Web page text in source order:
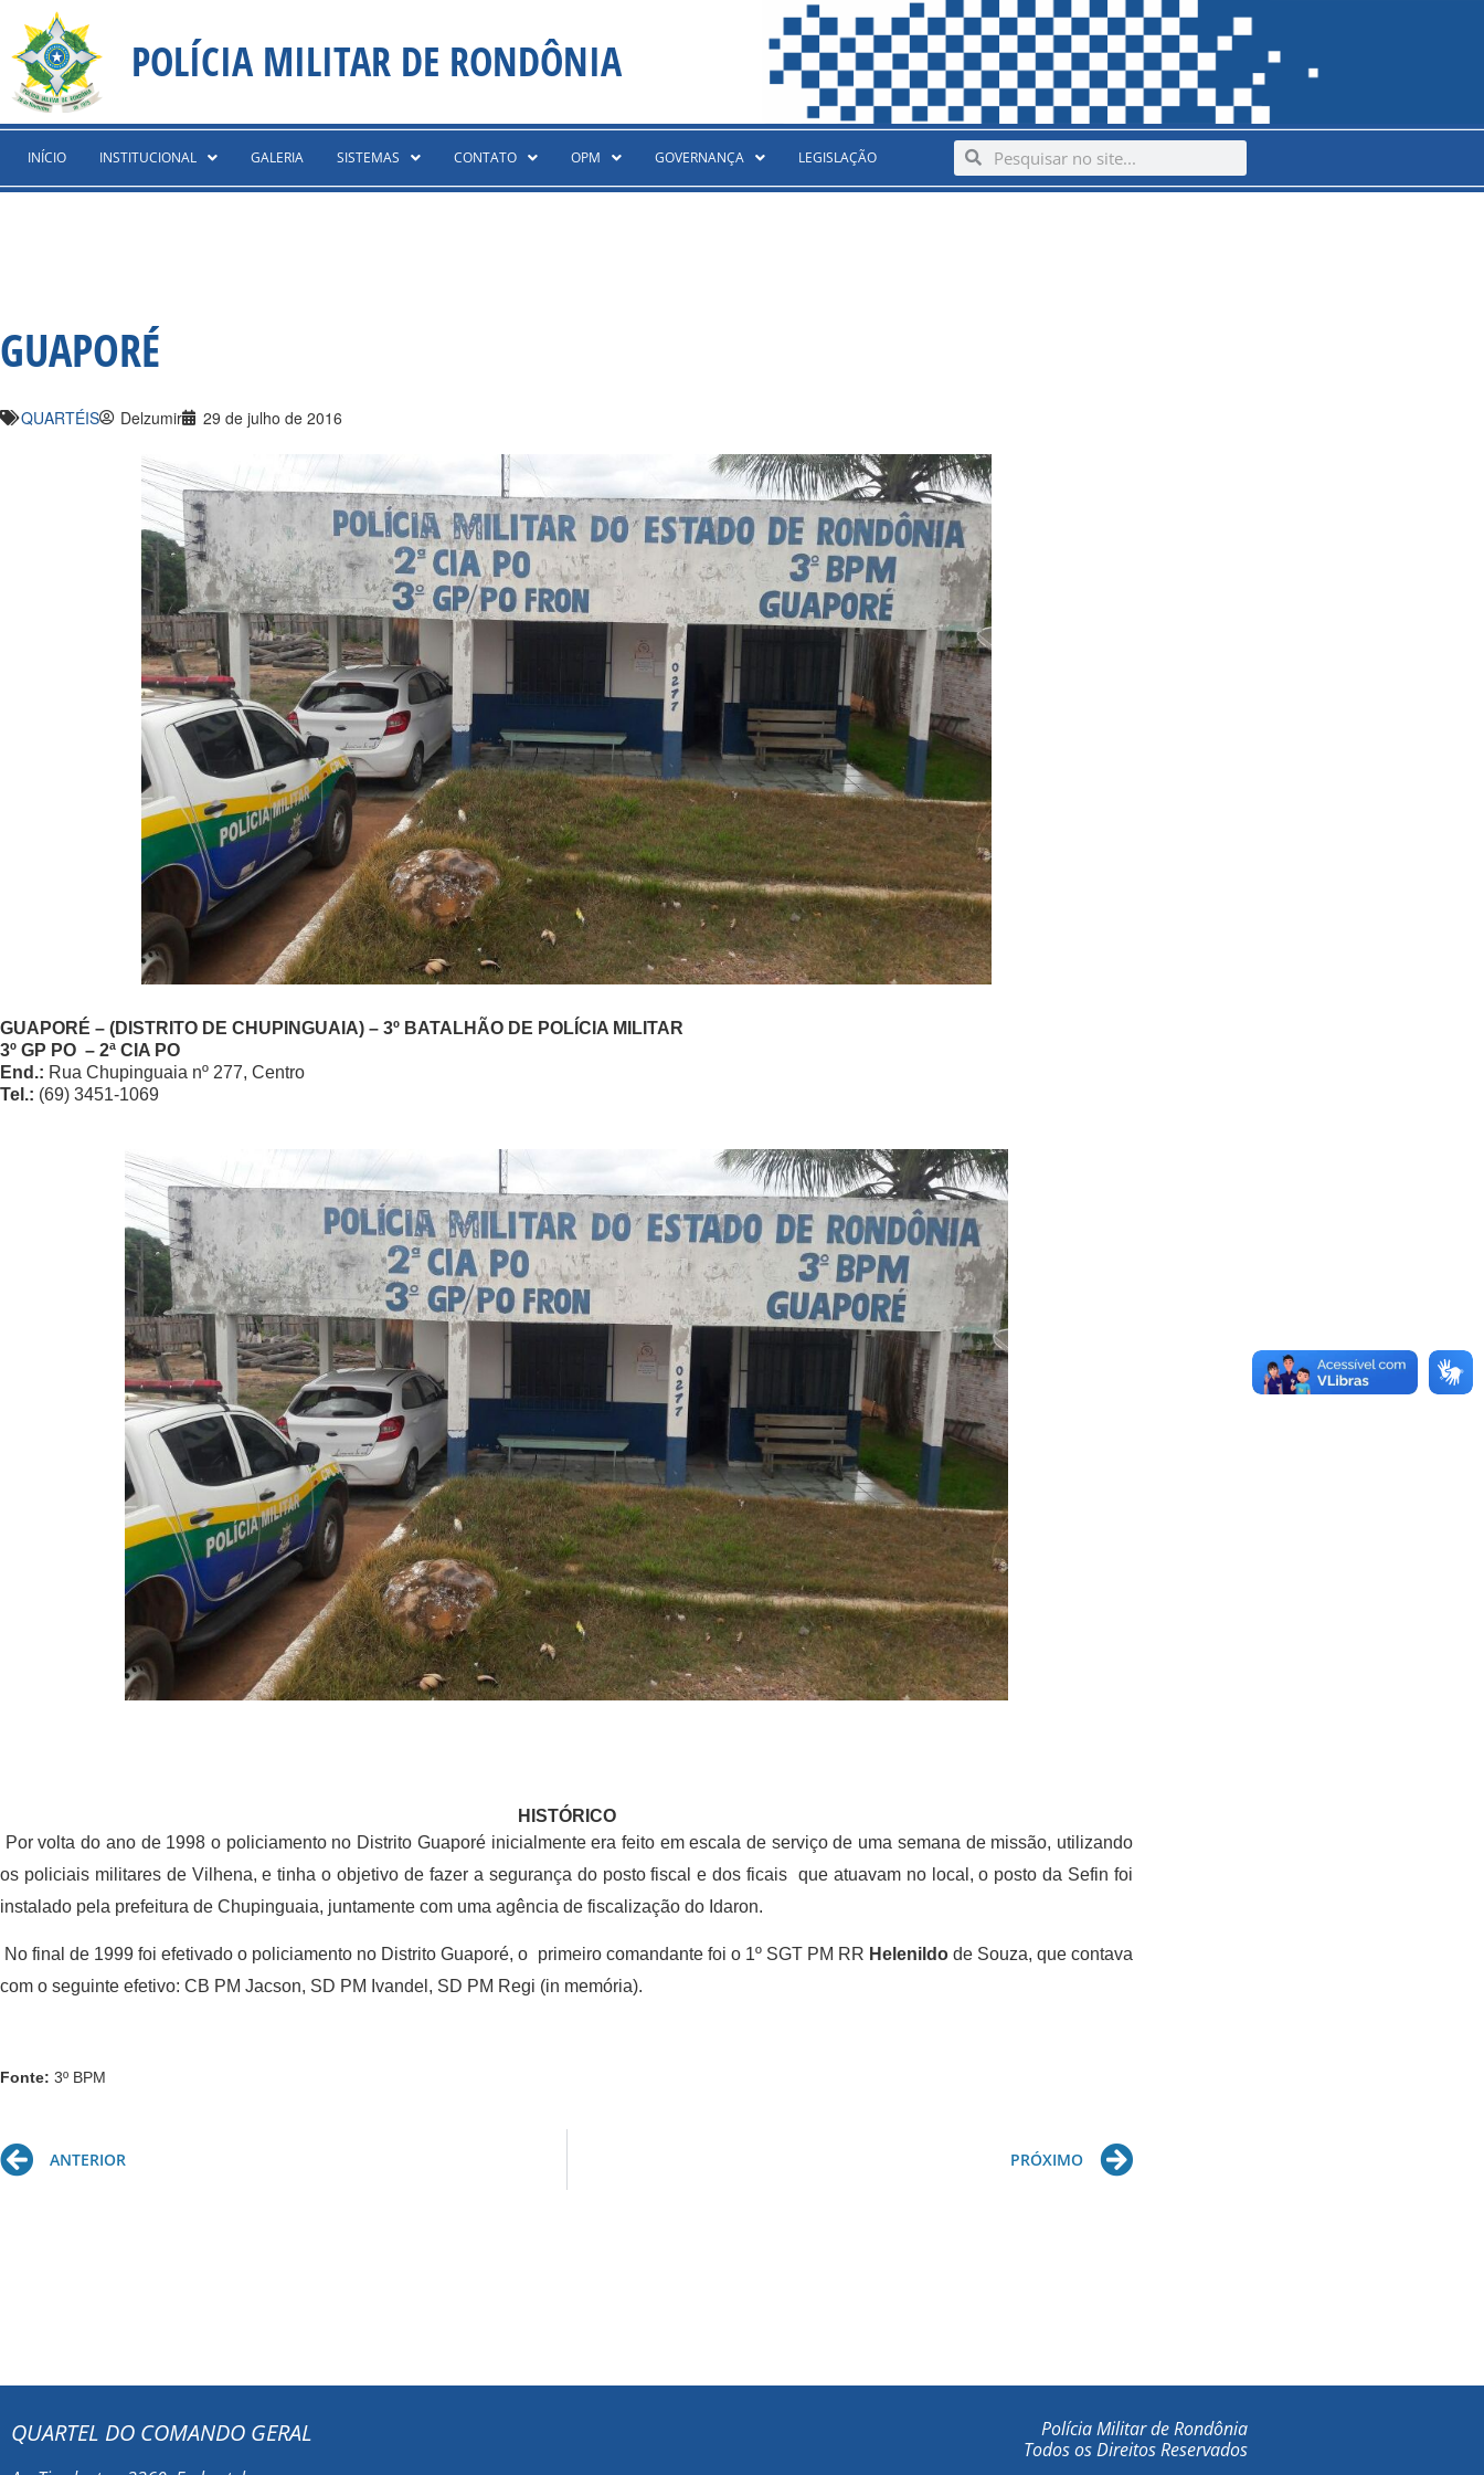
content
para
conteúdo
POLÍCIA MILITAR DE RONDÔNIA
INÍCIO INSTITUCIONAL GALERIA SISTEMAS CONTATO OPM GOVERNANÇA LEGISLAÇÃO SearchSearch
GUAPORÉ
QUARTÉIS Delzumir 29 de julho de 2016
GUAPORÉ – (DISTRITO DE CHUPINGUAIA) – 3º BATALHÃO DE POLÍCIA MILITAR
3º GP PO – 2ª CIA PO
End.: Rua Chupinguaia nº 277, Centro
Tel.: (69) 3451-1069
HISTÓRICO
Por volta do ano de 1998 o policiamento no Distrito Guaporé inicialmente era feito em escala de serviço de uma semana de missão, utilizando
os policiais militares de Vilhena, e tinha o objetivo de fazer a segurança do posto fiscal e dos ficais que atuavam no local, o posto da Sefin foi
instalado pela prefeitura de Chupinguaia, juntamente com uma agência de fiscalização do Idaron.
No final de 1999 foi efetivado o policiamento no Distrito Guaporé, o primeiro comandante foi o 1º SGT PM RR Helenildo de Souza, que contava
com o seguinte efetivo: CB PM Jacson, SD PM Ivandel, SD PM Regi (in memória).
Fonte: 3º BPM
Prev
ANTERIOR PRÓXIMO Next
QUARTEL DO COMANDO GERAL
Polícia Militar de Rondônia
Todos os Direitos Reservados